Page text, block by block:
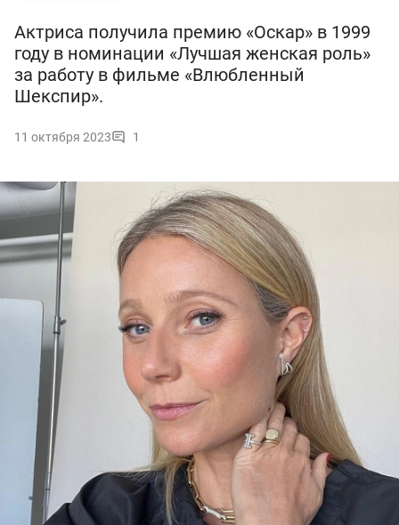
Актриса получила премию «Оскар» в 1999
году в номинации «Лучшая женская роль»
за работу в фильме «Влюбленный
Шекспир».
11 октября 2023 1